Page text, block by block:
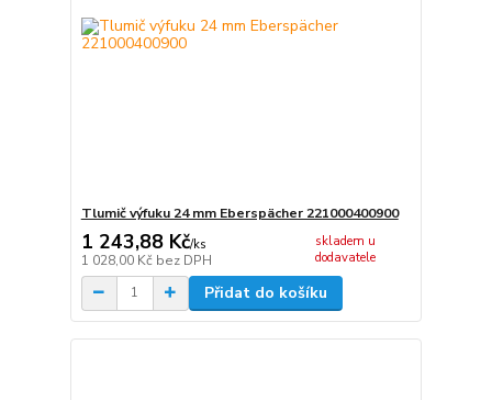
Tlumič výfuku 24 mm Eberspächer 221000400900
1 243,88 Kč/ks
1 028,00 Kč bez DPH
skladem u
dodavatele
Přidat do košíku